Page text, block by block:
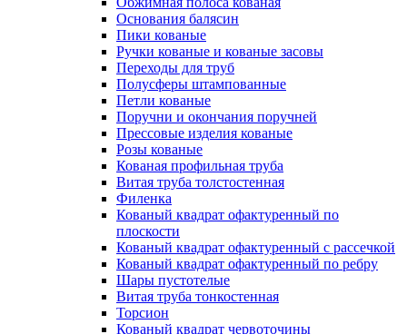
Основания балясин
Пики кованые
Ручки кованые и кованые засовы
Переходы для труб
Полусферы штампованные
Петли кованые
Поручни и окончания поручней
Прессовые изделия кованые
Розы кованые
Кованая профильная труба
Витая труба толстостенная
Филенка
Кованый квадрат офактуренный по
плоскости
Кованый квадрат офактуренный с рассечкой
Кованый квадрат офактуренный по ребру
Шары пустотелые
Витая труба тонкостенная
Торсион
Кованый квадрат червоточины